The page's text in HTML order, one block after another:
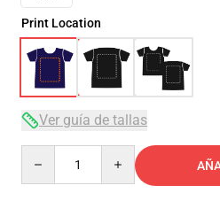
Print Location
Ver guía de tallas